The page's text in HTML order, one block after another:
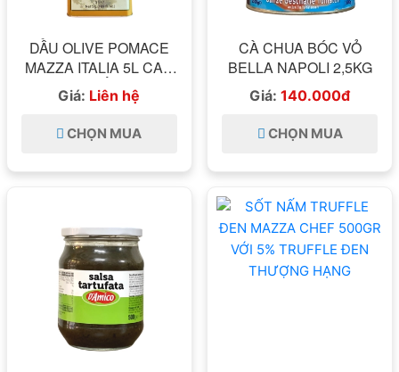
DẦU OLIVE POMACE
MAZZA ITALIA 5L CAN
THIẾC
Giá: Liên hệ
CHỌN MUA
CÀ CHUA BÓC VỎ
BELLA NAPOLI 2,5KG
Giá:140.000đ
CHỌN MUA